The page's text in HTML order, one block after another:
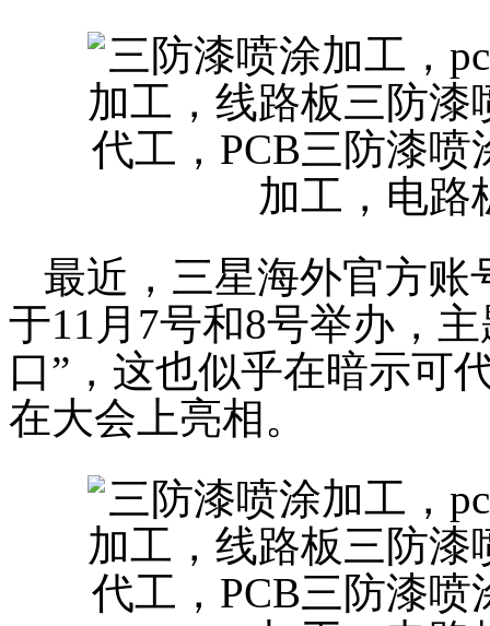
最近，三星海外官方账
于11月7号和8号举办，
口”，这也似乎在暗示可
在大会上亮相。